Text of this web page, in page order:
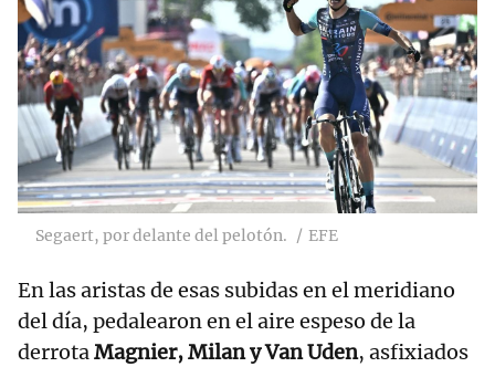
Segaert, por delante del pelotón. EFE
En las aristas de esas subidas en el meridiano
del día, pedalearon en el aire espeso de la
derrotaMagnier, Milan y Van Uden, asfixiados